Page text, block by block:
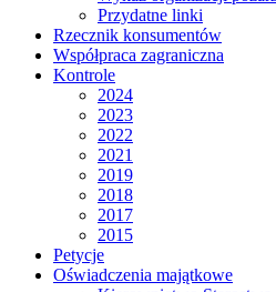
Przydatne linki
Rzecznik konsumentów
Współpraca zagraniczna
Kontrole
2024
2023
2022
2021
2019
2018
2017
2015
Petycje
Oświadczenia majątkowe